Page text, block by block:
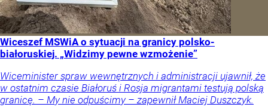
Wiceszef MSWiA o sytuacji na granicy polsko-
białoruskiej. „Widzimy pewne wzmożenie”
Wiceminister spraw wewnętrznych i administracji ujawnił, że
w ostatnim czasie Białoruś i Rosja migrantami testują polską
granicę. – My nie odpuścimy – zapewnił Maciej Duszczyk.